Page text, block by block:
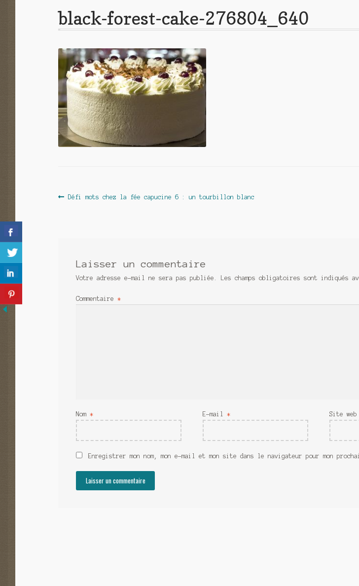
black-forest-cake-276804_640
Navigation
Article
Défi mots chez la fée capucine 6 : un tourbillon blanc
Laisser un commentaire
Votre adresse e-mail ne sera pas publiée. Les champs obligatoires sont indiqués
Commentaire*
Nom* E-mail* Site web
Enregistrer mon nom, mon e-mail et mon site dans le navigateur pour mon